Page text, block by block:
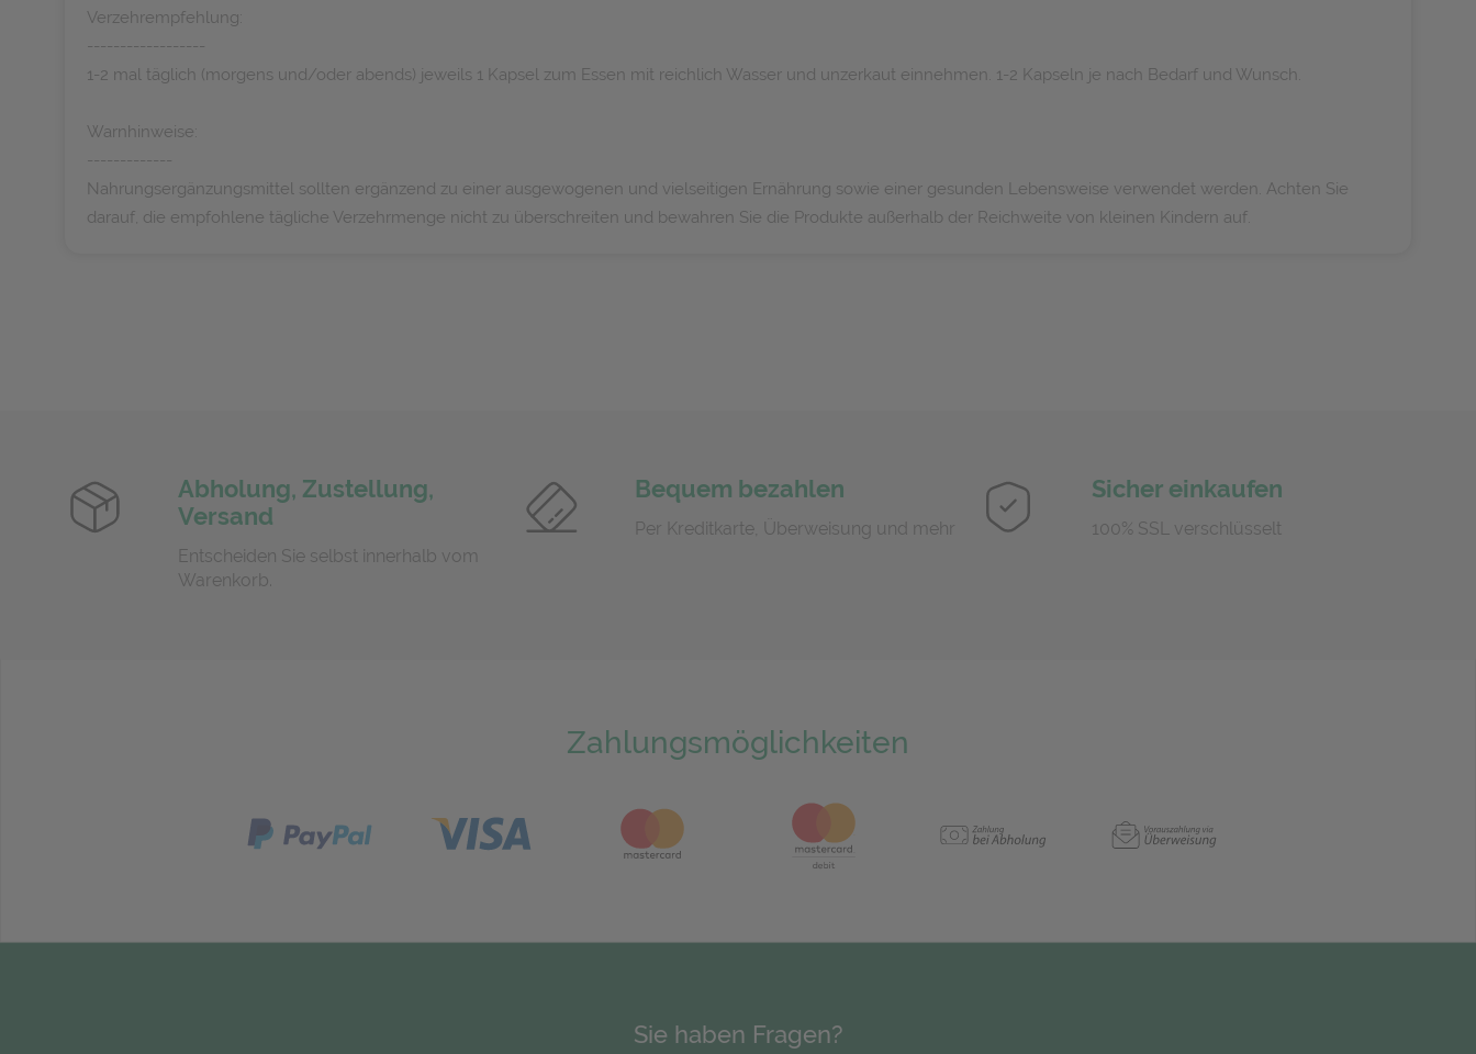
Verzehrempfehlung:
------------------
1-2 mal täglich (morgens und/oder abends) jeweils 1 Kapsel zum Essen mit reichlich Wasser und unzerkaut einnehmen. 1-2 Kapseln je nach Bedarf und Wunsch.
Warnhinweise:
-------------
Nahrungsergänzungsmittel sollten ergänzend zu einer ausgewogenen und vielseitigen Ernährung sowie einer gesunden Lebensweise verwendet werden. Achten Sie
darauf, die empfohlene tägliche Verzehrmenge nicht zu überschreiten und bewahren Sie die Produkte außerhalb der Reichweite von kleinen Kindern auf.
Abholung, Zustellung,
Versand
Entscheiden Sie selbst innerhalb vom
Warenkorb.
Bequem bezahlen
Per Kreditkarte, Überweisung und mehr
Sicher einkaufen
100% SSL verschlüsselt
Zahlungsmöglichkeiten
Sie haben Fragen?